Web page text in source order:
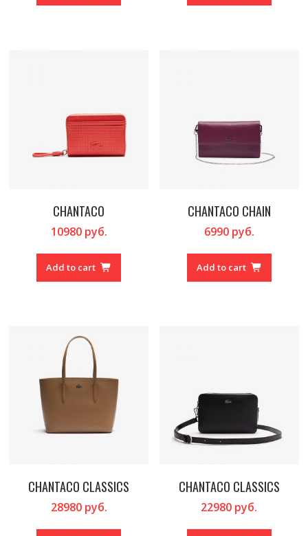
CHANTACO
10980руб.
Add to cart
CHANTACO CHAIN
6990руб.
Add to cart
CHANTACO CLASSICS
28980руб.
CHANTACO CLASSICS
22980 руб.